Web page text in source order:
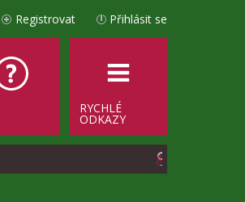
Přihlásit se
Registrovat
RYCHLÉ
ODKAZY
H